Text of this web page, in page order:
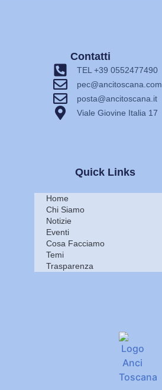
Quick Links
Home
Chi Siamo
Notizie
Eventi
Cosa Facciamo
Temi
Trasparenza
Contatti
TEL +39 0552477490
pec@ancitoscana.com
posta@ancitoscana.it
Viale Giovine Italia 17